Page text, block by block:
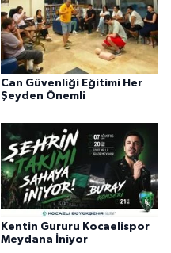
Can Güvenliği Eğitimi Her
Şeyden Önemli
Kentin Gururu Kocaelispor
Meydana İniyor